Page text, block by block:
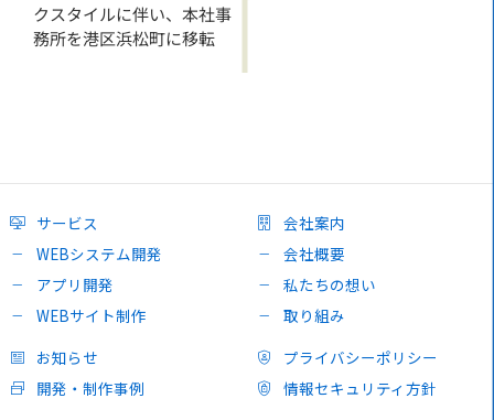
クスタイルに伴い、本社事
務所を港区浜松町に移転
サービス
WEBシステム開発
アプリ開発
WEBサイト制作
会社案内
会社概要
私たちの想い
取り組み
お知らせ
開発・制作事例
プライバシーポリシー
情報セキュリティ方針